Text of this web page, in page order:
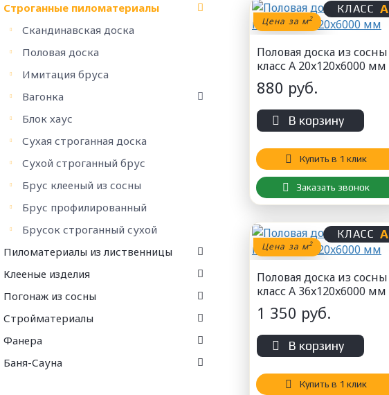
Строганные пиломатериалы
Скандинавская доска
Половая доска
Имитация бруса
Вагонка
Блок хаус
Сухая строганная доска
Сухой строганный брус
Брус клееный из сосны
Брус профилированный
Брусок строганный сухой
Пиломатериалы из лиственницы
Клееные изделия
Погонаж из сосны
Стройматериалы
Фанера
Баня-Сауна
КЛАСС А
Цена за м2
Половая доска из сосны
класс А 20x120x6000 мм
880 руб.
В корзину
Купить в 1 клик
Заказать звонок
КЛАСС А
Цена за м2
Половая доска из сосны
класс А 36x120x6000 мм
1 350 руб.
В корзину
Купить в 1 клик